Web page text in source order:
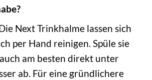
Next Trinkhalme lassen sich
per Hand reinigen. Spüle sie
am besten direkt unter
ab. Für eine gründlichere